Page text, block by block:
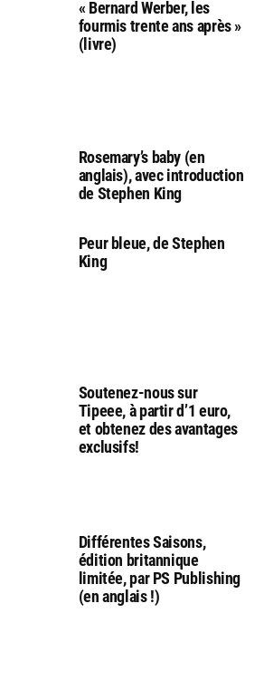
« Bernard Werber, les
fourmis trente ans après »
(livre)
Rosemary’s baby (en
anglais), avec introduction
de Stephen King
Peur bleue, de Stephen
King
Soutenez-nous sur
Tipeee, à partir d’1 euro,
et obtenez des avantages
exclusifs!
Différentes Saisons,
édition britannique
limitée, par PS Publishing
(en anglais !)